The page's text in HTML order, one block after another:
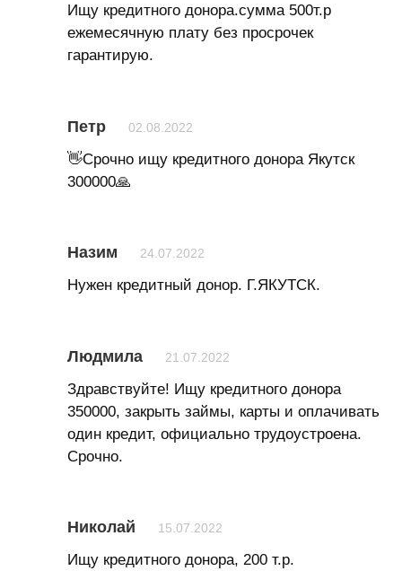
Ищу кредитного донора.сумма 500т.р
ежемесячную плату без просрочек
гарантирую.
Петр 02.08.2022
👋Срочно ищу кредитного донора Якутск
300000🙏
Назим 24.07.2022
Нужен кредитный донор. Г.ЯКУТСК.
Людмила 21.07.2022
Здравствуйте! Ищу кредитного донора
350000, закрыть займы, карты и оплачивать
один кредит, официально трудоустроена.
Срочно.
Николай 15.07.2022
Ищу кредитного донора, 200 т.р.